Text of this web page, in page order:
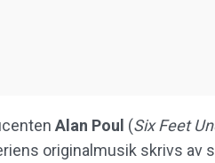
Alan Poul (Six Feet
originalmusik skrivs av